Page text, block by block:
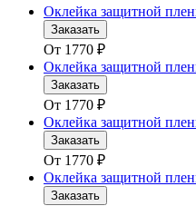
Оклейка защитной
Заказать
От 1770 ₽
Оклейка защитной
Заказать
От 1770 ₽
Оклейка защитной
Заказать
От 1770 ₽
Оклейка защитной
Заказать